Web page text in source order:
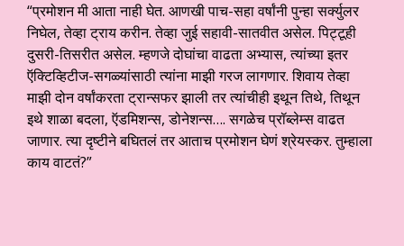
“प्रमोशन मी आता नाही घेत. आणखी पाच-सहा वर्षांनी पुन्हा सर्क्युलर
निघेल, तेव्हा ट्राय करीन. तेव्हा जुई सहावी-सातवीत असेल. पिट्टूही
दुसरी-तिसरीत असेल. म्हणजे दोघांचा वाढता अभ्यास, त्यांच्या इतर
ऍक्टिव्हिटीज-सगळ्यांसाठी त्यांना माझी गरज लागणार. शिवाय तेव्हा
माझी दोन वर्षांकरता ट्रान्सफर झाली तर त्यांचीही इथून तिथे, तिथून
इथे शाळा बदला, ऍडमिशन्स, डोनेशन्स…. सगळेच प्रॉब्लेम्स वाढत
जाणार. त्या दृष्टीने बघितलं तर आताच प्रमोशन घेणं श्रेयस्कर. तुम्हाला
काय वाटतं?”